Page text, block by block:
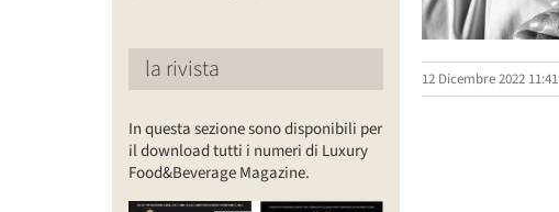
12 Dicembre 2022 11:41
la rivista
In questa sezione sono disponibili per
il download tutti i numeri di Luxury
Food&Beverage Magazine.